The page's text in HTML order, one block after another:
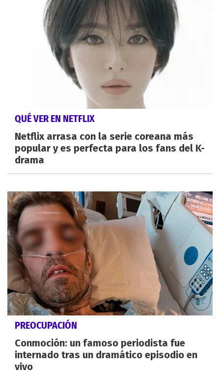
QUÉ VER EN NETFLIX
Netflix arrasa con la serie coreana más
popular y es perfecta para los fans del K-
drama
PREOCUPACIÓN
Conmoción: un famoso periodista fue
internado tras un dramático episodio en
vivo